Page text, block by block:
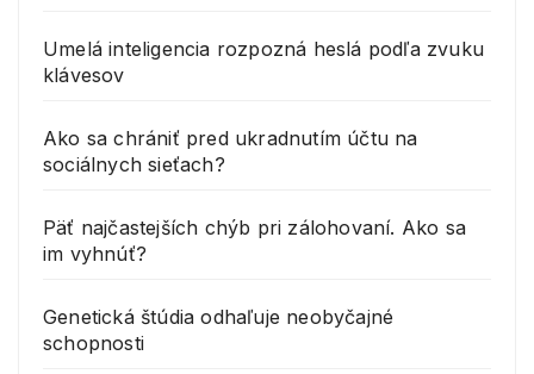
Umelá inteligencia rozpozná heslá podľa zvuku
klávesov
Ako sa chrániť pred ukradnutím účtu na
sociálnych sieťach?
Päť najčastejších chýb pri zálohovaní. Ako sa
im vyhnúť?
Genetická štúdia odhaľuje neobyčajné
schopnosti